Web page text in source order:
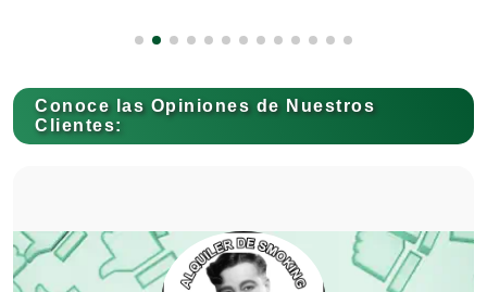
Carnicerías
Centros Comerciales
Conoce las Opiniones de Nuestros
Clientes: